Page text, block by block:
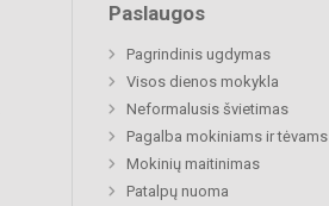
Paslaugos
Pagrindinis ugdymas
Visos dienos mokykla
Neformalusis švietimas
Pagalba mokiniams ir tėvams
Mokinių maitinimas
Patalpų nuoma